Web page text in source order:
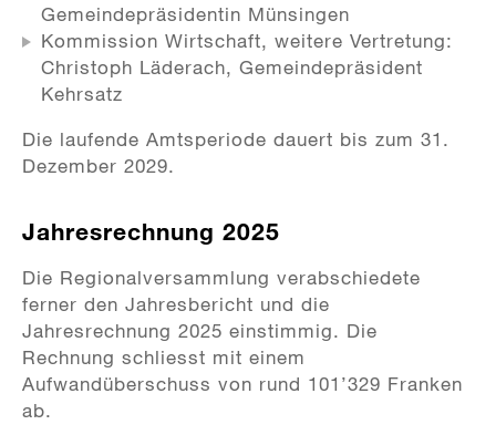
Gemeindepräsidentin Münsingen
Kommission Wirtschaft, weitere Vertretung:
Christoph Läderach, Gemeindepräsident
Kehrsatz
Die laufende Amtsperiode dauert bis zum 31.
Dezember 2029.
Jahresrechnung 2025
Die Regionalversammlung verabschiedete
ferner den Jahresbericht und die
Jahresrechnung 2025 einstimmig. Die
Rechnung schliesst mit einem
Aufwandüberschuss von rund 101’329 Franken
ab.